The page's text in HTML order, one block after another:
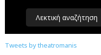
Λεκτική αναζήτηση
Tweets by theatromanis